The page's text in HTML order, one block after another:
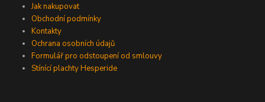
Jak nakupovat
Obchodní podmínky
Kontakty
Ochrana osobních údajů
Formulář pro odstoupení od smlouvy
Stínící plachty Hesperide